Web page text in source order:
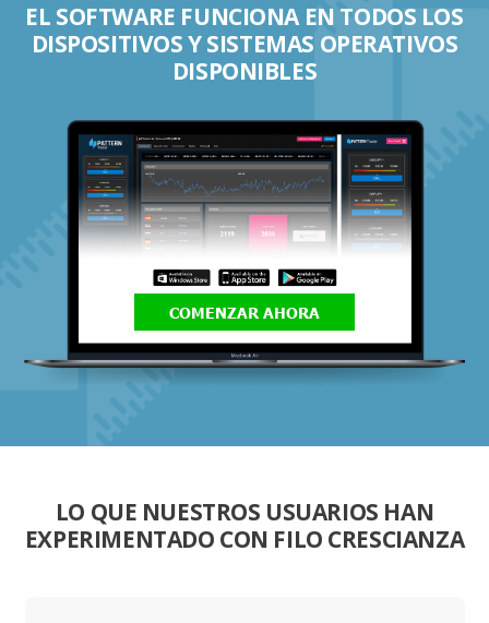
EL SOFTWARE FUNCIONA EN TODOS LOS
DISPOSITIVOS Y SISTEMAS OPERATIVOS
DISPONIBLES
COMENZAR AHORA
LO QUE NUESTROS USUARIOS HAN
EXPERIMENTADO CON FILO CRESCIANZA